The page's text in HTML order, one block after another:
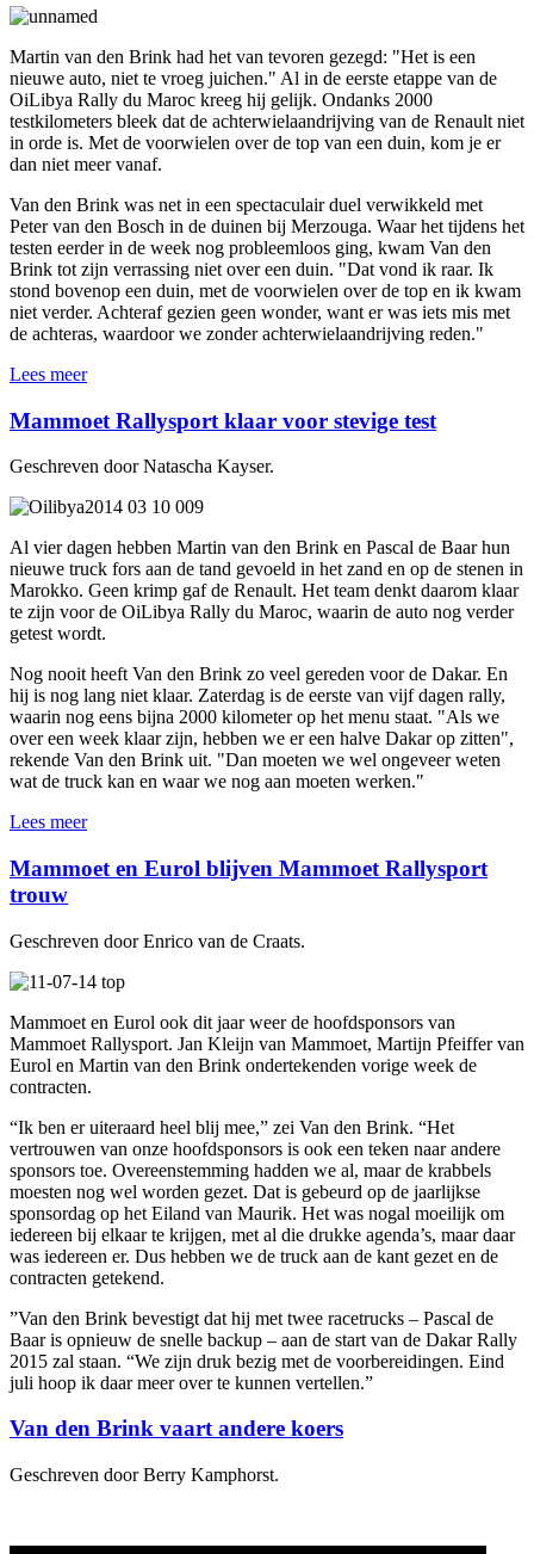
Martin van den Brink had het van tevoren gezegd: "Het is een
nieuwe auto, niet te vroeg juichen." Al in de eerste etappe van de
OiLibya Rally du Maroc kreeg hij gelijk. Ondanks 2000
testkilometers bleek dat de achterwielaandrijving van de Renault niet
in orde is. Met de voorwielen over de top van een duin, kom je er
dan niet meer vanaf.
Van den Brink was net in een spectaculair duel verwikkeld met
Peter van den Bosch in de duinen bij Merzouga. Waar het tijdens het
testen eerder in de week nog probleemloos ging, kwam Van den
Brink tot zijn verrassing niet over een duin. "Dat vond ik raar. Ik
stond bovenop een duin, met de voorwielen over de top en ik kwam
niet verder. Achteraf gezien geen wonder, want er was iets mis met
de achteras, waardoor we zonder achterwielaandrijving reden."
Lees meer
Mammoet Rallysport klaar voor stevige test
Geschreven door Natascha Kayser.
Al vier dagen hebben Martin van den Brink en Pascal de Baar hun
nieuwe truck fors aan de tand gevoeld in het zand en op de stenen in
Marokko. Geen krimp gaf de Renault. Het team denkt daarom klaar
te zijn voor de OiLibya Rally du Maroc, waarin de auto nog verder
getest wordt.
Nog nooit heeft Van den Brink zo veel gereden voor de Dakar. En
hij is nog lang niet klaar. Zaterdag is de eerste van vijf dagen rally,
waarin nog eens bijna 2000 kilometer op het menu staat. "Als we
over een week klaar zijn, hebben we er een halve Dakar op zitten",
rekende Van den Brink uit. "Dan moeten we wel ongeveer weten
wat de truck kan en waar we nog aan moeten werken."
Lees meer
Mammoet en Eurol blijven Mammoet Rallysport
trouw
Geschreven door Enrico van de Craats.
Mammoet en Eurol ook dit jaar weer de hoofdsponsors van
Mammoet Rallysport. Jan Kleijn van Mammoet, Martijn Pfeiffer van
Eurol en Martin van den Brink ondertekenden vorige week de
contracten.
“Ik ben er uiteraard heel blij mee,” zei Van den Brink. “Het
vertrouwen van onze hoofdsponsors is ook een teken naar andere
sponsors toe. Overeenstemming hadden we al, maar de krabbels
moesten nog wel worden gezet. Dat is gebeurd op de jaarlijkse
sponsordag op het Eiland van Maurik. Het was nogal moeilijk om
iedereen bij elkaar te krijgen, met al die drukke agenda’s, maar daar
was iedereen er. Dus hebben we de truck aan de kant gezet en de
contracten getekend.
”Van den Brink bevestigt dat hij met twee racetrucks – Pascal de
Baar is opnieuw de snelle backup – aan de start van de Dakar Rally
2015 zal staan. “We zijn druk bezig met de voorbereidingen. Eind
juli hoop ik daar meer over te kunnen vertellen.”
Van den Brink vaart andere koers
Geschreven door Berry Kamphorst.